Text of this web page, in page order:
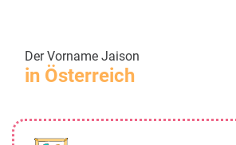
Der Vorname Jaison
in Österreich